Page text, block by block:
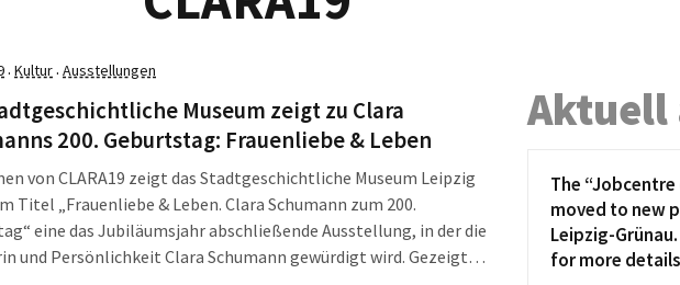
· Kultur· Ausstellungen
Museum zeigt zu Clara
200. Geburtstag: Frauenliebe & Leben
von CLARA19 zeigt das Stadtgeschichtliche Museum Leipzig
Titel „Frauenliebe & Leben. Clara Schumann zum 200.
eine das Jubiläumsjahr abschließende Ausstellung, in der die
und Persönlichkeit Clara Schumann gewürdigt wird. Gezeigt
Aktuell
The “Jobcentre
moved to new
Leipzig-
for more details